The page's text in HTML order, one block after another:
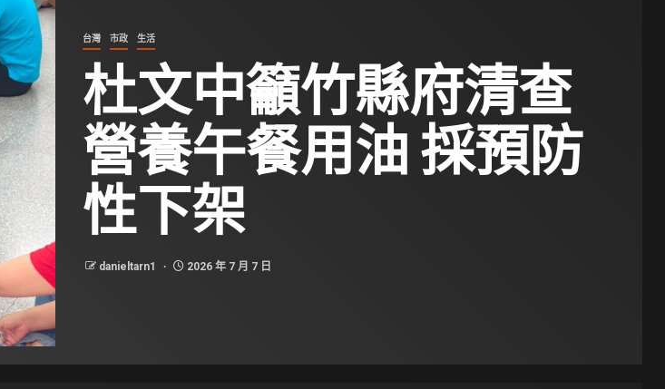
台灣 市政 生活
杜文中籲竹縣府清查
營養午餐用油 採預防
性下架
danieltarn1 2026 年 7 月 7 日